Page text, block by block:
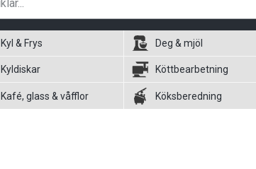
Kyl & Frys Deg & mjöl
Kyldiskar Köttbearbetning
Kafé, glass & våfflor Köksberedning